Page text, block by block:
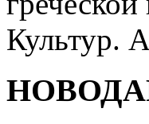
Культур.